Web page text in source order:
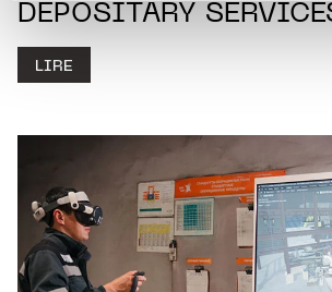
protection des données personnelles.
DEPOSITARY
LIRE